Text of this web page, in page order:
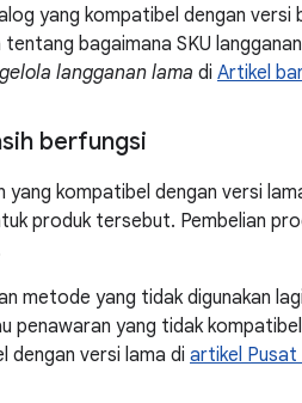
yang kompatibel dengan versi
bagaimana SKU
langganan lama di Artikel
berfungsi
yang kompatibel dengan versi
produk tersebut. Pembelian
metode yang tidak digunakan
penawaran yang tidak
dengan versi lama di artikel Pusat